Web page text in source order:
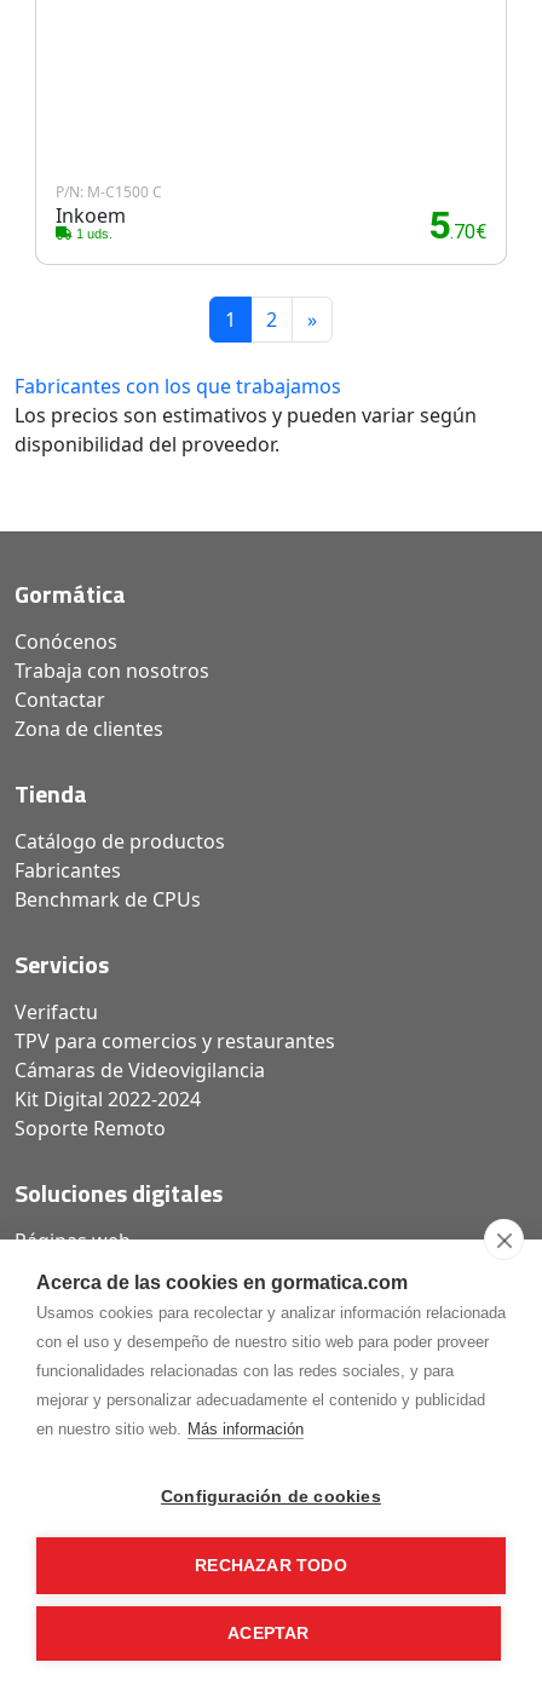
Acerca de las cookies en gormatica.com
Usamos cookies para recolectar y analizar información relacionada
con el uso y desempeño de nuestro sitio web para poder proveer
funcionalidades relacionadas con las redes sociales, y para
mejorar y personalizar adecuadamente el contenido y publicidad
en nuestro sitio web. Más información
Configuración de cookies
RECHAZAR TODO
ACEPTAR
P/N: M-C1500 C
Inkoem
1 uds. 5.70€
1 2 »
Fabricantes con los que trabajamos
Los precios son estimativos y pueden variar según
disponibilidad del proveedor.
Gormática
Conócenos
Trabaja con nosotros
Contactar
Zona de clientes
Tienda
Catálogo de productos
Fabricantes
Benchmark de CPUs
Servicios
Verifactu
TPV para comercios y restaurantes
Cámaras de Videovigilancia
Kit Digital 2022-2024
Soporte Remoto
Soluciones digitales
Páginas web
Tiendas online
975.368.262
¡Síguenos en nuestras redes!